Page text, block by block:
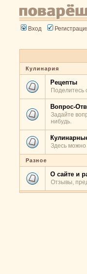
Вход
Кулинария
Рецепты
Вопрос-
Задайте
нибудь.
Здесь можно
Разное
О сайте и
Отзывы,